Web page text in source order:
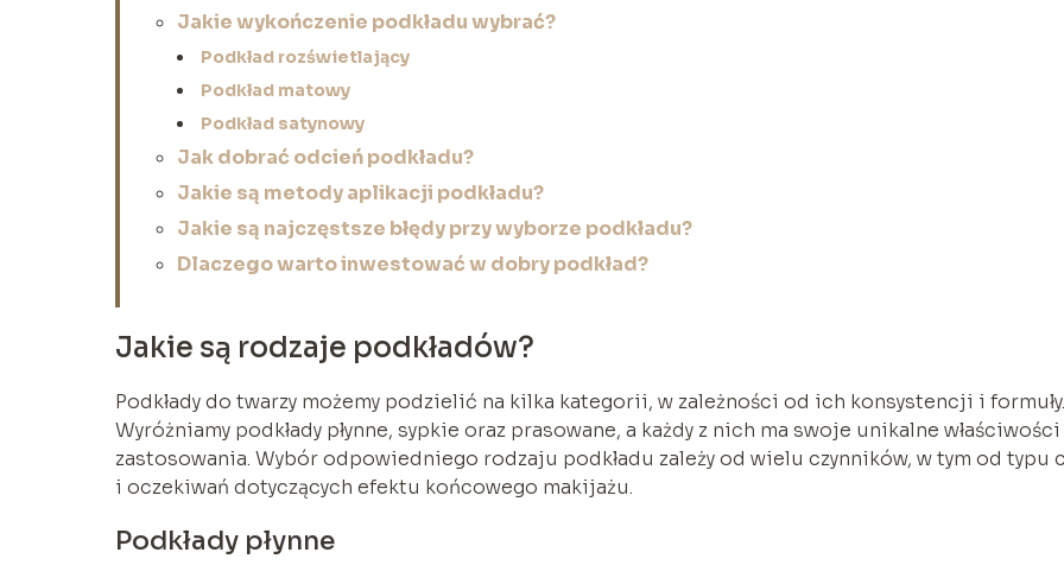
Jakie wykończenie podkładu wybrać?
Podkład rozświetlający
Podkład matowy
Podkład satynowy
Jak dobrać odcień podkładu?
Jakie są metody aplikacji podkładu?
Jakie są najczęstsze błędy przy wyborze podkładu?
Dlaczego warto inwestować w dobry podkład?
Jakie są rodzaje podkładów?
Podkłady do twarzy możemy podzielić na kilka kategorii, w zależności od ich konsystencji i formuły.
Wyróżniamy podkłady płynne, sypkie oraz prasowane, a każdy z nich ma swoje unikalne właściwości
zastosowania. Wybór odpowiedniego rodzaju podkładu zależy od wielu czynników, w tym od typu
i oczekiwań dotyczących efektu końcowego makijażu.
Podkłady płynne